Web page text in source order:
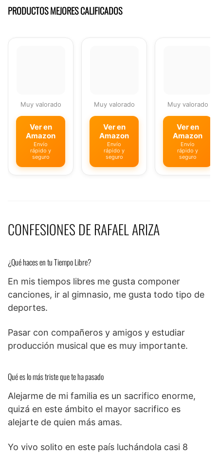
PRODUCTOS MEJORES CALIFICADOS
Muy valorado
Ver en
Amazon
Envío
rápido y
seguro
Muy valorado
Ver en
Amazon
Envío
rápido y
seguro
Muy valorado
Ver en
Amazon
Envío
rápido y
seguro
CONFESIONES DE RAFAEL ARIZA
¿Qué haces en tu Tiempo Libre?
En mis tiempos libres me gusta componer
canciones, ir al gimnasio, me gusta todo tipo de
deportes.
Pasar con compañeros y amigos y estudiar
producción musical que es muy importante.
Qué es lo más triste que te ha pasado
Alejarme de mi familia es un sacrifico enorme,
quizá en este ámbito el mayor sacrifico es
alejarte de quien más amas.
Yo vivo solito en este país luchándola casi 8